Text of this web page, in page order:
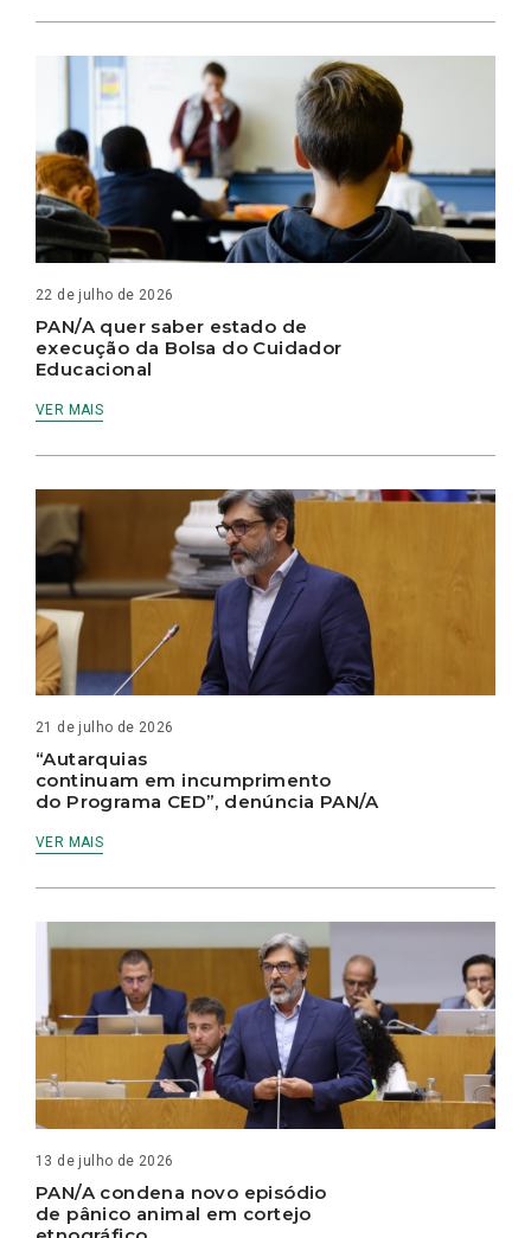
22 de julho de 2026
PAN/A quer saber estado de
execução da Bolsa do Cuidador
Educacional
VER MAIS
21 de julho de 2026
“Autarquias
continuam em incumprimento
do Programa CED”, denúncia PAN/A
VER MAIS
13 de julho de 2026
PAN/A condena novo episódio
de pânico animal em cortejo